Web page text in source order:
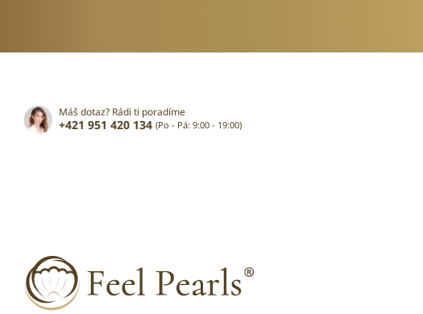
Máš dotaz? Rádi ti poradíme
+421 951 420 134 (Po - Pá: 9:00 - 19:00)